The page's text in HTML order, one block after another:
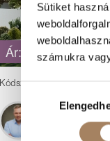
Sütiket
számukra
Hozzájárulás
kiválasztása
Ár: 76.5 M Ft
Kódszám:#3622054 |
Nagy Zsolt
+36 70 198